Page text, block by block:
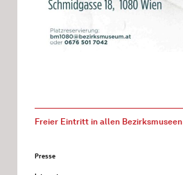
Freier Eintritt in allen Bezirksmuseen
Presse